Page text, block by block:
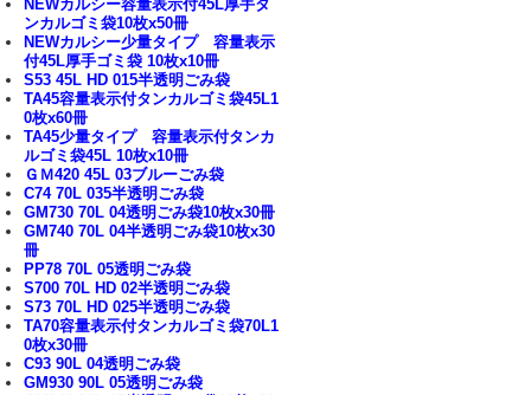
NEWカルシー容量表示付45L厚手タ
ンカルゴミ袋10枚x50冊
NEWカルシー少量タイプ 容量表示
付45L厚手ゴミ袋 10枚x10冊
S53 45L HD 015半透明ごみ袋
TA45容量表示付タンカルゴミ袋45L1
0枚x60冊
TA45少量タイプ 容量表示付タンカ
ルゴミ袋45L 10枚x10冊
ＧＭ420 45L 03ブルーごみ袋
C74 70L 035半透明ごみ袋
GM730 70L 04透明ごみ袋10枚x30冊
GM740 70L 04半透明ごみ袋10枚x30
冊
PP78 70L 05透明ごみ袋
S700 70L HD 02半透明ごみ袋
S73 70L HD 025半透明ごみ袋
TA70容量表示付タンカルゴミ袋70L1
0枚x30冊
C93 90L 04透明ごみ袋
GM930 90L 05透明ごみ袋